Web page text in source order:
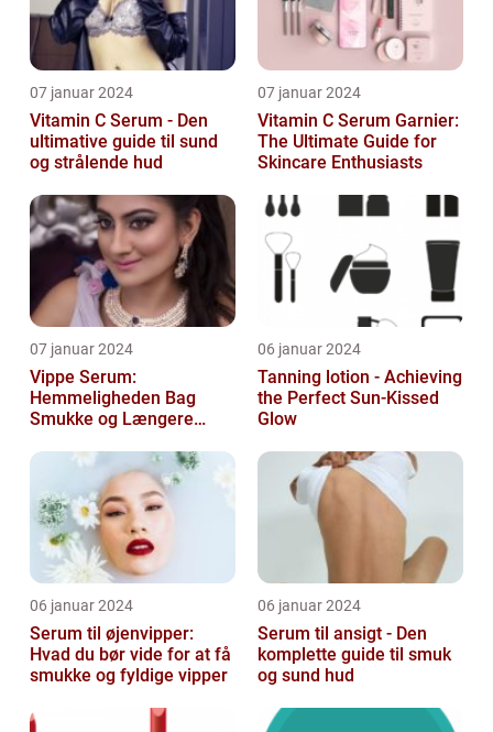
07 januar 2024
Vitamin C Serum - Den
ultimative guide til sund
og strålende hud
07 januar 2024
Vitamin C Serum Garnier:
The Ultimate Guide for
Skincare Enthusiasts
07 januar 2024
Vippe Serum:
Hemmeligheden Bag
Smukke og Længere
06 januar 2024
Tanning lotion - Achieving
the Perfect Sun-Kissed
Glow
06 januar 2024
Serum til øjenvipper:
Hvad du bør vide for at få
smukke og fyldige vipper
06 januar 2024
Serum til ansigt - Den
komplette guide til smuk
og sund hud